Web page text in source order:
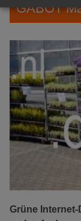
GABOT
Grüne Internet-